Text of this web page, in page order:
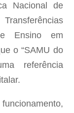
Nacional de
Ensino em
o “SAMU do
referência